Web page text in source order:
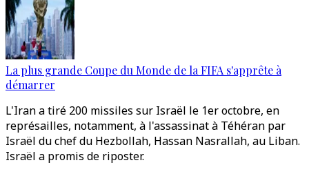
La plus grande Coupe du Monde de la FIFA s'apprête à
démarrer
L'Iran a tiré 200 missiles sur Israël le 1er octobre, en
représailles, notamment, à l'assassinat à Téhéran par
Israël du chef du Hezbollah, Hassan Nasrallah, au Liban.
Israël a promis de riposter.